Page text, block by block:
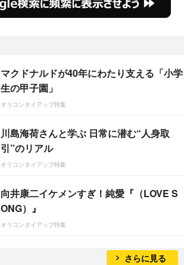
マクドナルドが40年にわたり支える「小学
生の甲子園」
オリコンタイアップ特集
川島海荷さんと学ぶ 日常に潜む“人身取
引”のリアル
オリコンタイアップ特集
向井康二イケメンすぎ！純愛『（LOVE S
ONG）』
オリコンタイアップ特集
さらに見る